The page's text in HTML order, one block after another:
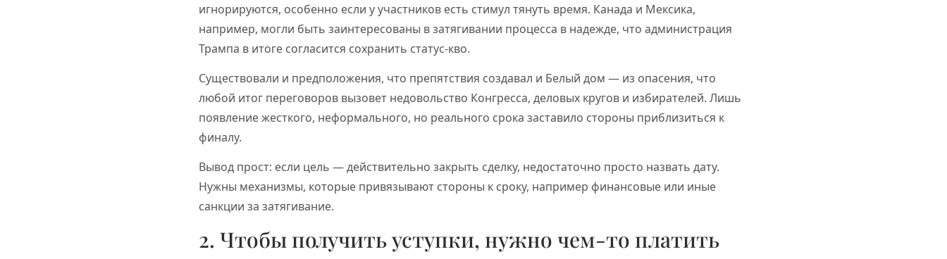
игнорируются, особенно если у участников есть стимул тянуть время. Канада и Мексика,
например, могли быть заинтересованы в затягивании процесса в надежде, что администрация
Трампа в итоге согласится сохранить статус-кво.
Существовали и предположения, что препятствия создавал и Белый дом — из опасения, что
любой итог переговоров вызовет недовольство Конгресса, деловых кругов и избирателей. Лишь
появление жесткого, неформального, но реального срока заставило стороны приблизиться к
финалу.
Вывод прост: если цель — действительно закрыть сделку, недостаточно просто назвать дату.
Нужны механизмы, которые привязывают стороны к сроку, например финансовые или иные
санкции за затягивание.
2. Чтобы получить уступки, нужно чем-то платить